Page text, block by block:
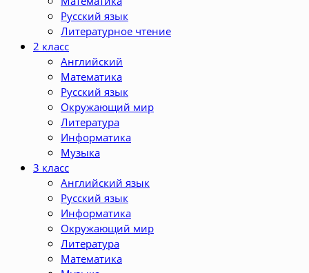
Русский язык
Литературное чтение
2 класс
Английский
Математика
Русский язык
Окружающий мир
Литература
Информатика
Музыка
3 класс
Английский язык
Русский язык
Информатика
Окружающий мир
Литература
Математика